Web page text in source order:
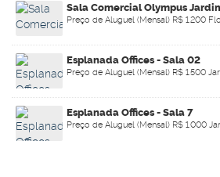
Sala Comercial Olympus
R$ 1.200
Preço de Aluguel (Mensal)
Esplanada Offices - Sala 02
R$ 1.500
Preço de Aluguel (Mensal)
Esplanada Offices - Sala 7
R$ 1.000
Preço de Aluguel (Mensal)